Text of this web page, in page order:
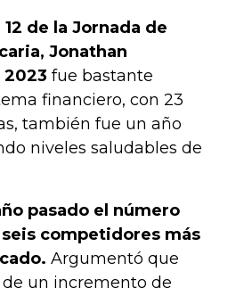
de la Jornada de
Jonathan
2023 fue bastante
financiero, con 23
también fue un año
niveles saludables de
pasado el número
competidores más
Argumentó que
de un incremento de